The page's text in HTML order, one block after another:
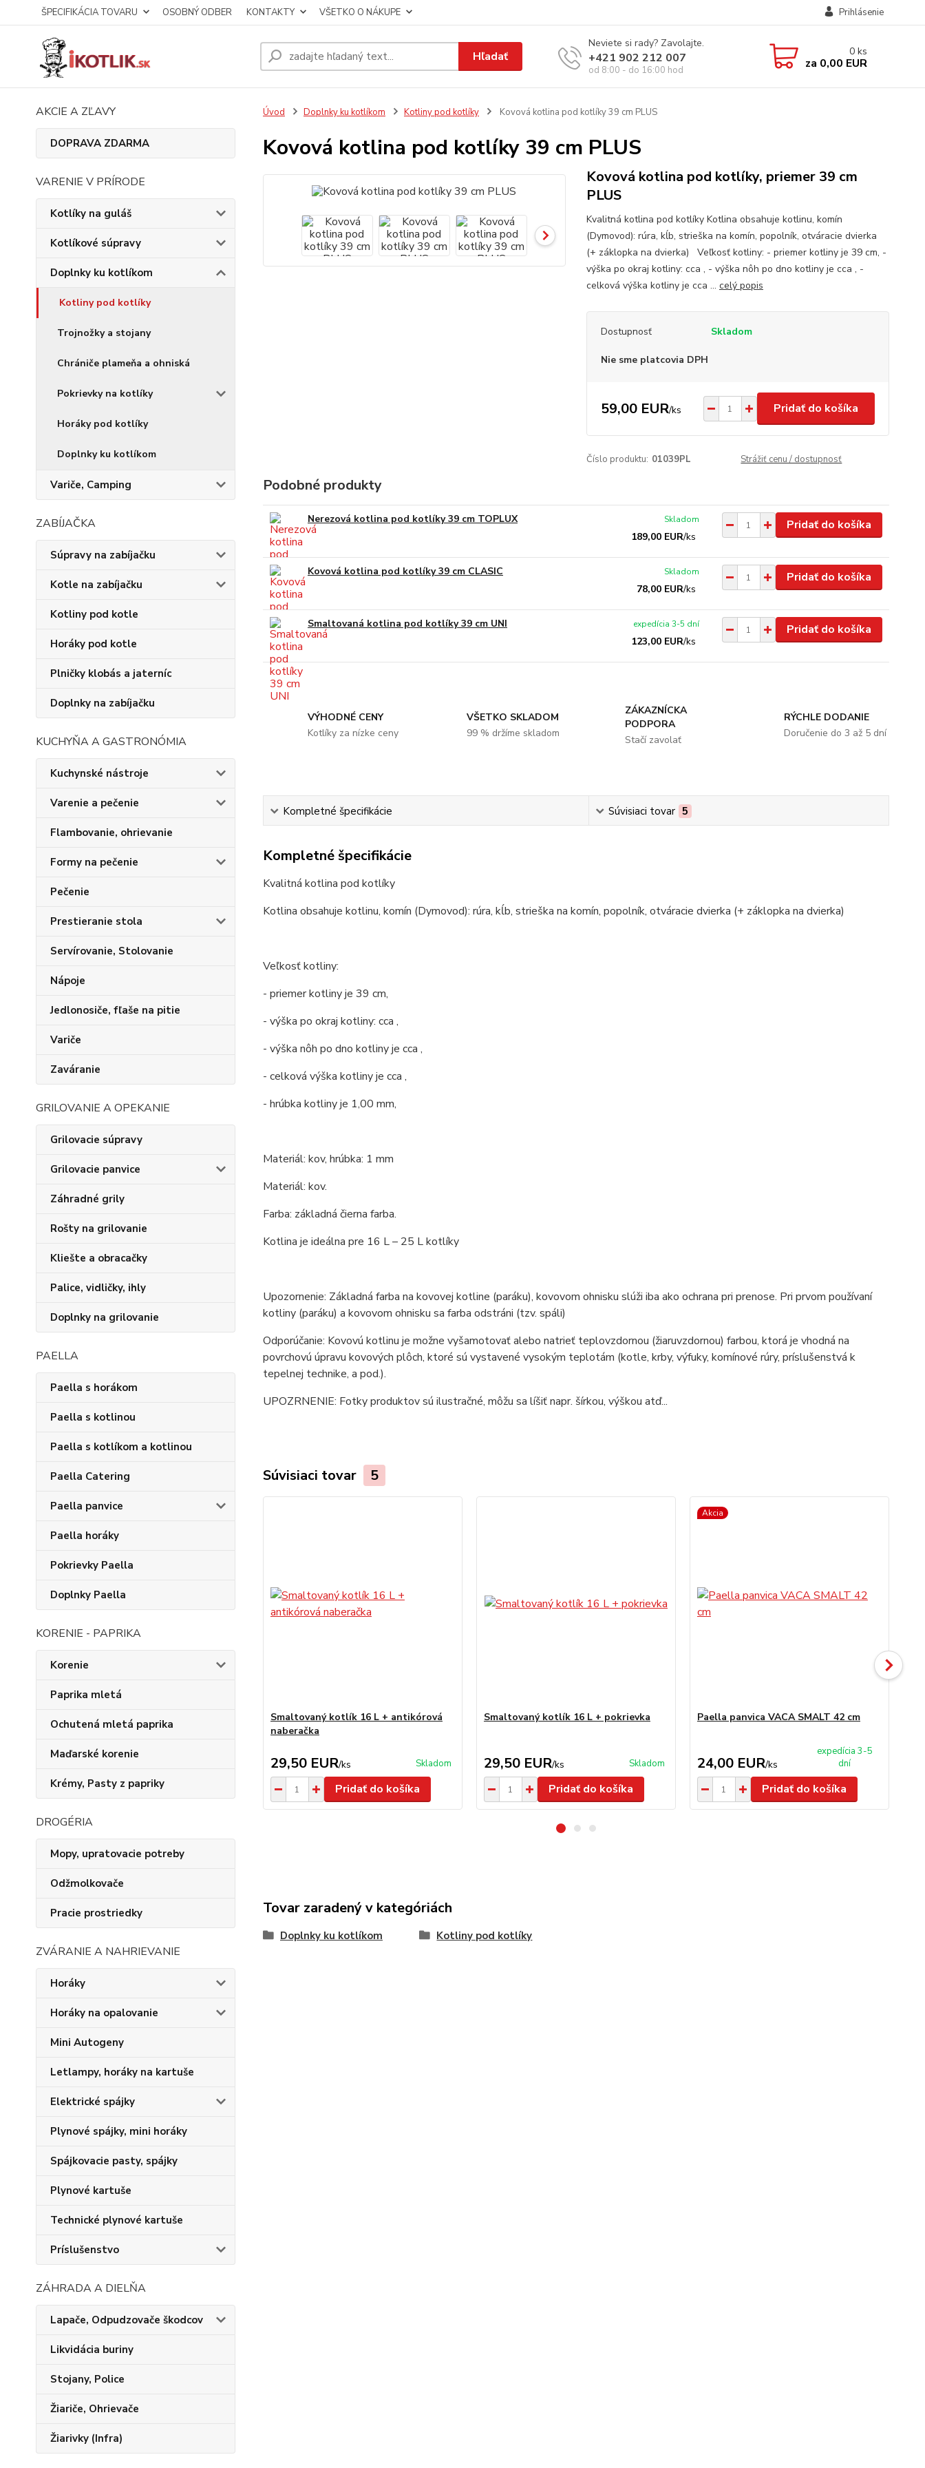
ŠPECIFIKÁCIA TOVARU OSOBNÝ ODBER KONTAKTY VŠETKO O NÁKUPE Prihlásenie
Hľadať
Neviete si rady? Zavolajte.
+421 902 212 007
od 8:00 - do 16:00 hod
0 ks
za 0,00 EUR
AKCIE A ZĽAVY
DOPRAVA ZDARMA
VARENIE V PRÍRODE
Kotlíky na guláš
Kotlíkové súpravy
Doplnky ku kotlíkom
Kotliny pod kotlíky
Trojnožky a stojany
Chrániče plameňa a ohniská
Pokrievky na kotlíky
Horáky pod kotlíky
Doplnky ku kotlíkom
Variče, Camping
ZABÍJAČKA
Súpravy na zabíjačku
Kotle na zabíjačku
Kotliny pod kotle
Horáky pod kotle
Plničky klobás a jaterníc
Doplnky na zabíjačku
KUCHYŇA A GASTRONÓMIA
Kuchynské nástroje
Varenie a pečenie
Flambovanie, ohrievanie
Formy na pečenie
Pečenie
Prestieranie stola
Servírovanie, Stolovanie
Nápoje
Jedlonosiče, fľaše na pitie
Variče
Zaváranie
GRILOVANIE A OPEKANIE
Grilovacie súpravy
Grilovacie panvice
Záhradné grily
Rošty na grilovanie
Kliešte a obracačky
Palice, vidličky, ihly
Doplnky na grilovanie
PAELLA
Paella s horákom
Paella s kotlinou
Paella s kotlíkom a kotlinou
Paella Catering
Paella panvice
Paella horáky
Pokrievky Paella
Doplnky Paella
KORENIE - PAPRIKA
Korenie
Paprika mletá
Ochutená mletá paprika
Maďarské korenie
Krémy, Pasty z papriky
DROGÉRIA
Mopy, upratovacie potreby
Odžmolkovače
Pracie prostriedky
ZVÁRANIE A NAHRIEVANIE
Horáky
Horáky na opalovanie
Mini Autogeny
Letlampy, horáky na kartuše
Elektrické spájky
Plynové spájky, mini horáky
Spájkovacie pasty, spájky
Plynové kartuše
Technické plynové kartuše
Príslušenstvo
ZÁHRADA A DIELŇA
Lapače, Odpudzovače škodcov
Likvidácia buriny
Stojany, Police
Žiariče, Ohrievače
Žiarivky (Infra)
Úvod Doplnky ku kotlíkom Kotliny pod kotlíky Kovová kotlina pod kotlíky 39 cm PLUS
Kovová kotlina pod kotlíky 39 cm PLUS
Kovová kotlina pod kotlíky, priemer 39 cm
PLUS
Kvalitná kotlina pod kotlíky Kotlina obsahuje kotlinu, komín
(Dymovod): rúra, kĺb, strieška na komín, popolník, otváracie dvierka
(+ záklopka na dvierka) Veľkosť kotliny: - priemer kotliny je 39 cm, -
výška po okraj kotliny: cca , - výška nôh po dno kotliny je cca , -
celková výška kotliny je cca ... celý popis
Dostupnosť Skladom
Nie sme platcovia DPH
59,00 EUR/ks Pridať do košíka
Číslo produktu: 01039PL Strážiť cenu / dostupnosť
Podobné produkty
Nerezová kotlina pod kotlíky 39 cm TOPLUX
189,00 EUR/ks
Skladom Pridať do košíka
Kovová kotlina pod kotlíky 39 cm CLASIC
78,00 EUR/ks
Skladom Pridať do košíka
Smaltovaná kotlina pod kotlíky 39 cm UNI
123,00 EUR/ks
expedícia 3-5 dní Pridať do košíka
VÝHODNÉ CENY
Kotlíky za nízke ceny
VŠETKO SKLADOM
99 % držíme skladom
ZÁKAZNÍCKA
PODPORA
Stačí zavolať
RÝCHLE DODANIE
Doručenie do 3 až 5 dní
Kompletné špecifikácie Súvisiaci tovar 5
Kompletné špecifikácie
Kvalitná kotlina pod kotlíky
Kotlina obsahuje kotlinu, komín (Dymovod): rúra, kĺb, strieška na komín, popolník, otváracie dvierka (+ záklopka na dvierka)
Veľkosť kotliny:
- priemer kotliny je 39 cm,
- výška po okraj kotliny: cca ,
- výška nôh po dno kotliny je cca ,
- celková výška kotliny je cca ,
- hrúbka kotliny je 1,00 mm,
Materiál: kov, hrúbka: 1 mm
Materiál: kov.
Farba: základná čierna farba.
Kotlina je ideálna pre 16 L – 25 L kotlíky
Upozornenie: Základná farba na kovovej kotline (paráku), kovovom ohnisku slúži iba ako ochrana pri prenose. Pri prvom používaní
kotliny (paráku) a kovovom ohnisku sa farba odstráni (tzv. spáli)
Odporúčanie: Kovovú kotlinu je možne vyšamotovať alebo natrieť teplovzdornou (žiaruvzdornou) farbou, ktorá je vhodná na
povrchovú úpravu kovových plôch, ktoré sú vystavené vysokým teplotám (kotle, krby, výfuky, komínové rúry, príslušenstvá k
tepelnej technike, a pod.).
UPOZRNENIE: Fotky produktov sú ilustračné, môžu sa líšiť napr. šírkou, výškou atď...
Súvisiaci tovar 5
Smaltovaný kotlík 16 L + antikórová
naberačka
29,50 EUR/ks Skladom
Pridať do košíka
Smaltovaný kotlík 16 L + pokrievka
29,50 EUR/ks Skladom
Pridať do košíka
Akcia
Paella panvica VACA SMALT 42 cm
24,00 EUR/ks
expedícia 3-5
dní
Pridať do košíka
Tovar zaradený v kategóriách
Doplnky ku kotlíkom Kotliny pod kotlíky